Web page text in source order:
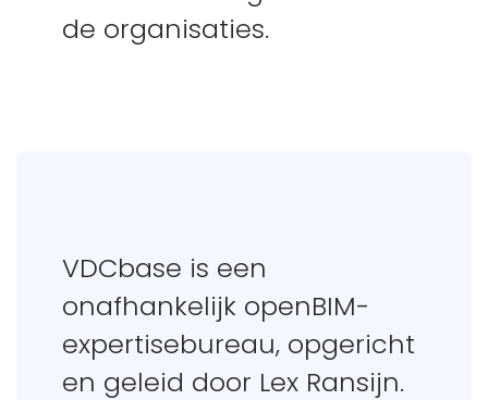
de organisaties.
VDCbase is een
onafhankelijk openBIM-
expertisebureau, opgericht
en geleid door Lex Ransijn.